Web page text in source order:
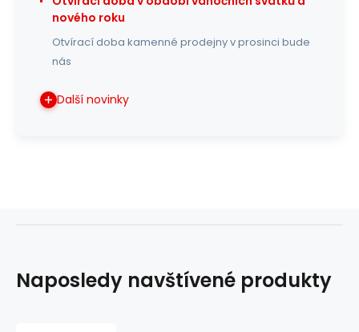
nového roku
Otvírací doba kamenné prodejny v prosinci bude
nás
Další novinky
Naposledy navštívené produkty